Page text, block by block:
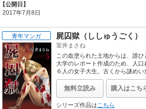
【公開日】
2017年7月8日
青年マンガ 屍囚獄（ししゅうごく）
室井まさね
この血塗られた土地からは、誰
大学のレポート作成のため、人
６人の女子大生。古くから謎め
去50年にわたり女が一人も生まれ
た。到着早々、猟奇的な殺人に
出不可能な狂気の村で、やがて極
とになる……。血と腐臭にまみれ
無料立読み 購入はこち
シリーズ作品はこちら